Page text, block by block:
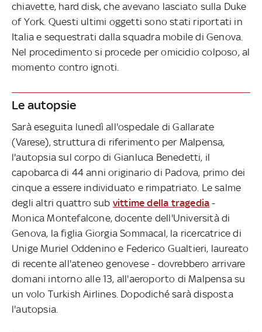
chiavette, hard disk, che avevano lasciato sulla Duke
of York. Questi ultimi oggetti sono stati riportati in
Italia e sequestrati dalla squadra mobile di Genova.
Nel procedimento si procede per omicidio colposo, al
momento contro ignoti.
Le autopsie
Sarà eseguita lunedì all'ospedale di Gallarate
(Varese), struttura di riferimento per Malpensa,
l'autopsia sul corpo di Gianluca Benedetti, il
capobarca di 44 anni originario di Padova, primo dei
cinque a essere individuato e rimpatriato. Le salme
degli altri quattro sub vittime della tragedia -
Monica Montefalcone, docente dell'Università di
Genova, la figlia Giorgia Sommacal, la ricercatrice di
Unige Muriel Oddenino e Federico Gualtieri, laureato
di recente all'ateneo genovese - dovrebbero arrivare
domani intorno alle 13, all'aeroporto di Malpensa su
un volo Turkish Airlines. Dopodiché sarà disposta
l'autopsia.